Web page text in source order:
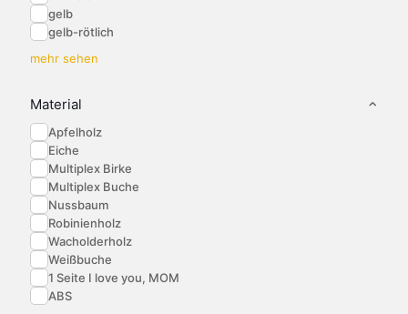
gelb
gelb-rötlich
mehr sehen
Material
Apfelholz
Eiche
Multiplex Birke
Multiplex Buche
Nussbaum
Robinienholz
Wacholderholz
Weißbuche
1 Seite I love you, MOM
ABS